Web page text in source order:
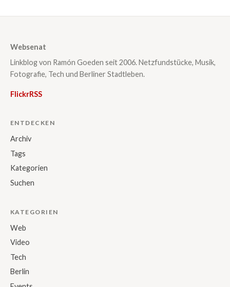
Websenat
Linkblog von Ramón Goeden seit 2006. Netzfundstücke, Musik,
Fotografie, Tech und Berliner Stadtleben.
FlickrRSS
ENTDECKEN
Archiv
Tags
Kategorien
Suchen
KATEGORIEN
Web
Video
Tech
Berlin